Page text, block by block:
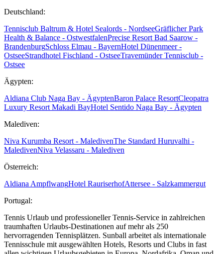
Deutschland:
Tennisclub Baltrum & Hotel Sealords - NordseeGräflicher Park
Health & Balance - OstwestfalenPrecise Resort Bad Saarow -
BrandenburgSchloss Elmau - BayernHotel Dünenmeer -
OstseeStrandhotel Fischland - OstseeTravemünder Tennisclub -
Ostsee
Ägypten:
Aldiana Club Naga Bay - ÄgyptenBaron Palace ResortCleopatra
Luxury Resort Makadi BayHotel Sentido Naga Bay - Ägypten
Malediven:
Niva Kurumba Resort - MaledivenThe Standard Huruvalhi -
MaledivenNiva Velassaru - Malediven
Österreich:
Aldiana AmpflwangHotel RauriserhofAttersee - Salzkammergut
Portugal:
Tennis Urlaub und professioneller Tennis-Service in zahlreichen
traumhaften Urlaubs-Destinationen auf mehr als 250
hervorragenden Tennisplätzen. Sunball arbeitet als internationale
Tennisschule mit ausgewählten Hotels, Resorts und Clubs in fast